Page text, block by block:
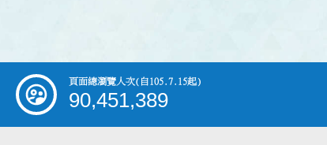
頁面總瀏覽人次(自105.7.15起)
90,451,389